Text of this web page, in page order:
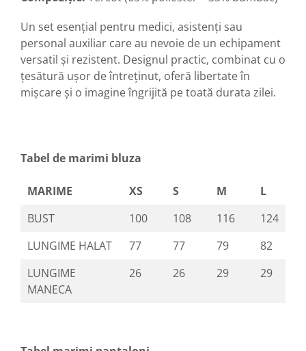
Un set esențial pentru medici, asistenți sau
personal auxiliar care au nevoie de un echipament
versatil și rezistent. Designul practic, combinat cu o
țesătură ușor de întreținut, oferă libertate în
mișcare și o imagine îngrijită pe toată durata zilei.
Tabel de marimi bluza
MARIME XS S M L
BUST
100 108 116 124
LUNGIME HALAT
77 77 79 82
LUNGIME
MANECA
26 26 29 29